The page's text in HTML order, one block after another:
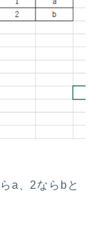
a、2ならbと